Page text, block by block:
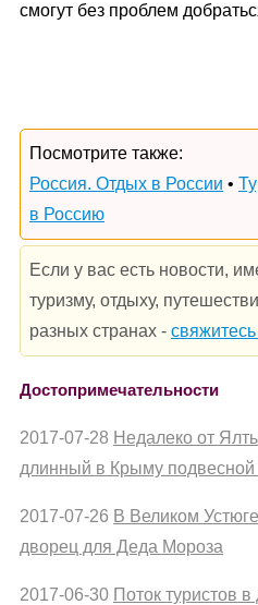
смогут без проблем
Посмотрите также:
Россия. Отдых в России •
в Россию
Если у вас есть новости,
туризму, отдыху,
разных странах -
Достопримечательности
2017-07-28 Недалеко от
длинный в Крыму подвесной
2017-07-26 В Великом
дворец для Деда Мороза
2017-06-30 Поток туристов